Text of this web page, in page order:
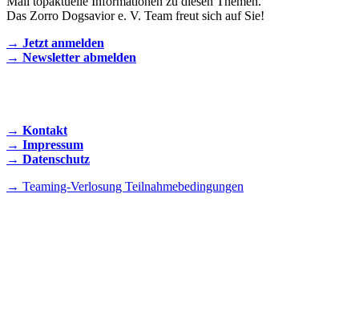
Das Zorro Dogsavior e. V. Team freut sich auf Sie!
→ Jetzt anmelden
→ Newsletter abmelden
→ Kontakt
→ Impressum
→ Datenschutz
→ Teaming-Verlosung Teilnahmebedingungen